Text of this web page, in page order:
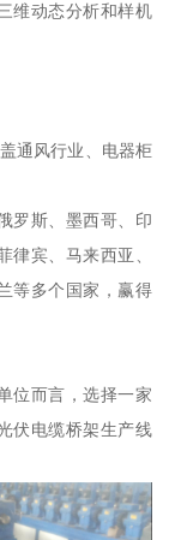
维动态分析和样机
通风行业、电器柜
罗斯、墨西哥、印
律宾、马来西亚、
等多个国家，赢得
位而言，选择一家
伏电缆桥架生产线